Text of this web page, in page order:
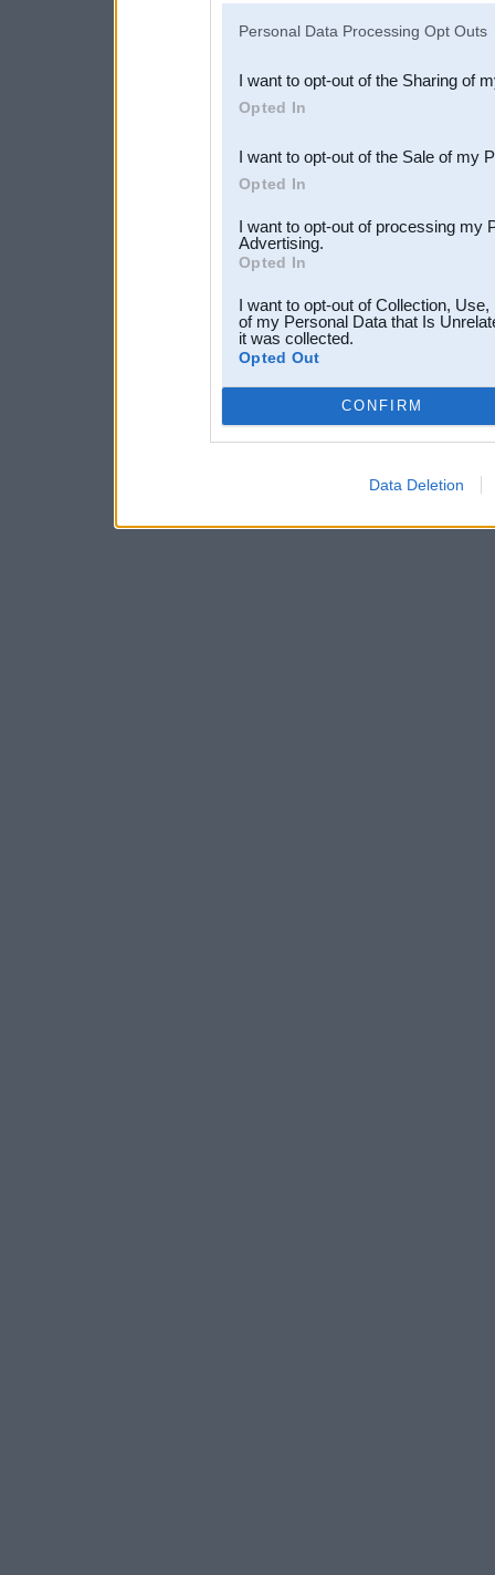
Downstream Participants
third parties.
Personal Data Processing Opt Outs
I want to opt-out of the Sharing of
Opted In
I want to opt-out of the Sale of my
Opted In
I want to opt-out of processing my
Advertising.
Opted In
I want to opt-out of Collection,
of my Personal Data that Is
it was collected.
Opted Out
CONFIRM
Data Deletion